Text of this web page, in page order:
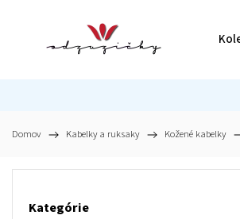
Domov / Kabelky a ruksaky / Kožené kabelky /
Kategórie